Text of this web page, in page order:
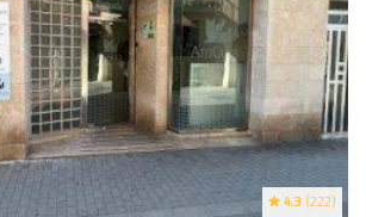
4.3 (222)